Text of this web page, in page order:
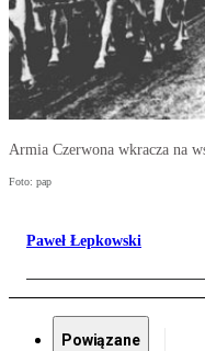
Armia Czerwona wkracza na
Foto: pap
Paweł Łepkowski
Powiązane